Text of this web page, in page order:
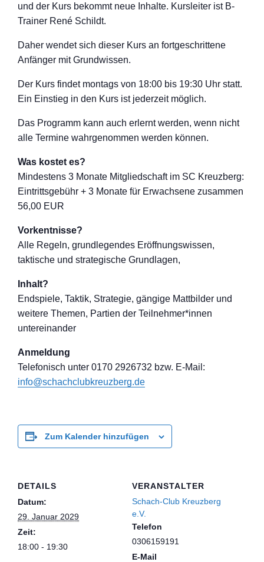
und der Kurs bekommt neue Inhalte. Kursleiter ist B-
Trainer René Schildt.
Daher wendet sich dieser Kurs an fortgeschrittene
Anfänger mit Grundwissen.
Der Kurs findet montags von 18:00 bis 19:30 Uhr statt.
Ein Einstieg in den Kurs ist jederzeit möglich.
Das Programm kann auch erlernt werden, wenn nicht
alle Termine wahrgenommen werden können.
Was kostet es?
Mindestens 3 Monate Mitgliedschaft im SC Kreuzberg:
Eintrittsgebühr + 3 Monate für Erwachsene zusammen
56,00 EUR
Vorkentnisse?
Alle Regeln, grundlegendes Eröffnungswissen,
taktische und strategische Grundlagen,
Inhalt?
Endspiele, Taktik, Strategie, gängige Mattbilder und
weitere Themen, Partien der Teilnehmer*innen
untereinander
Anmeldung
Telefonisch unter 0170 2926732 bzw. E-Mail:
info@schachclubkreuzberg.de
Zum Kalender hinzufügen
DETAILS
Datum:
29. Januar 2029
Zeit:
18:00 - 19:30
VERANSTALTER
Schach-Club Kreuzberg
e.V.
Telefon
0306159191
E-Mail